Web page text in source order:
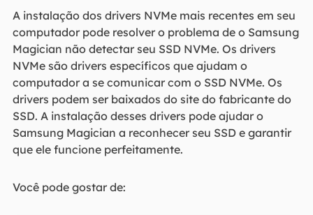
A instalação dos drivers NVMe mais recentes em seu
computador pode resolver o problema de o Samsung
Magician não detectar seu SSD NVMe. Os drivers
NVMe são drivers específicos que ajudam o
computador a se comunicar com o SSD NVMe. Os
drivers podem ser baixados do site do fabricante do
SSD. A instalação desses drivers pode ajudar o
Samsung Magician a reconhecer seu SSD e garantir
que ele funcione perfeitamente.
Você pode gostar de: